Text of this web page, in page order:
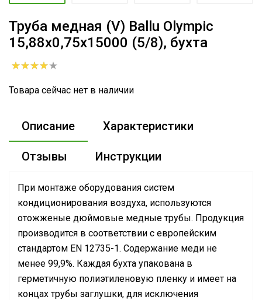
Труба медная (V) Ballu Olympic
15,88х0,75х15000 (5/8), бухта
Товара сейчас нет в наличии
Описание Характеристики
Отзывы Инструкции
При монтаже оборудования систем
кондиционирования воздуха, используются
отожженые дюймовые медные трубы. Продукция
производится в соответствии с европейским
стандартом EN 12735-1. Содержание меди не
менее 99,9%. Каждая бухта упакована в
герметичную полиэтиленовую пленку и имеет на
концах трубы заглушки, для исключения